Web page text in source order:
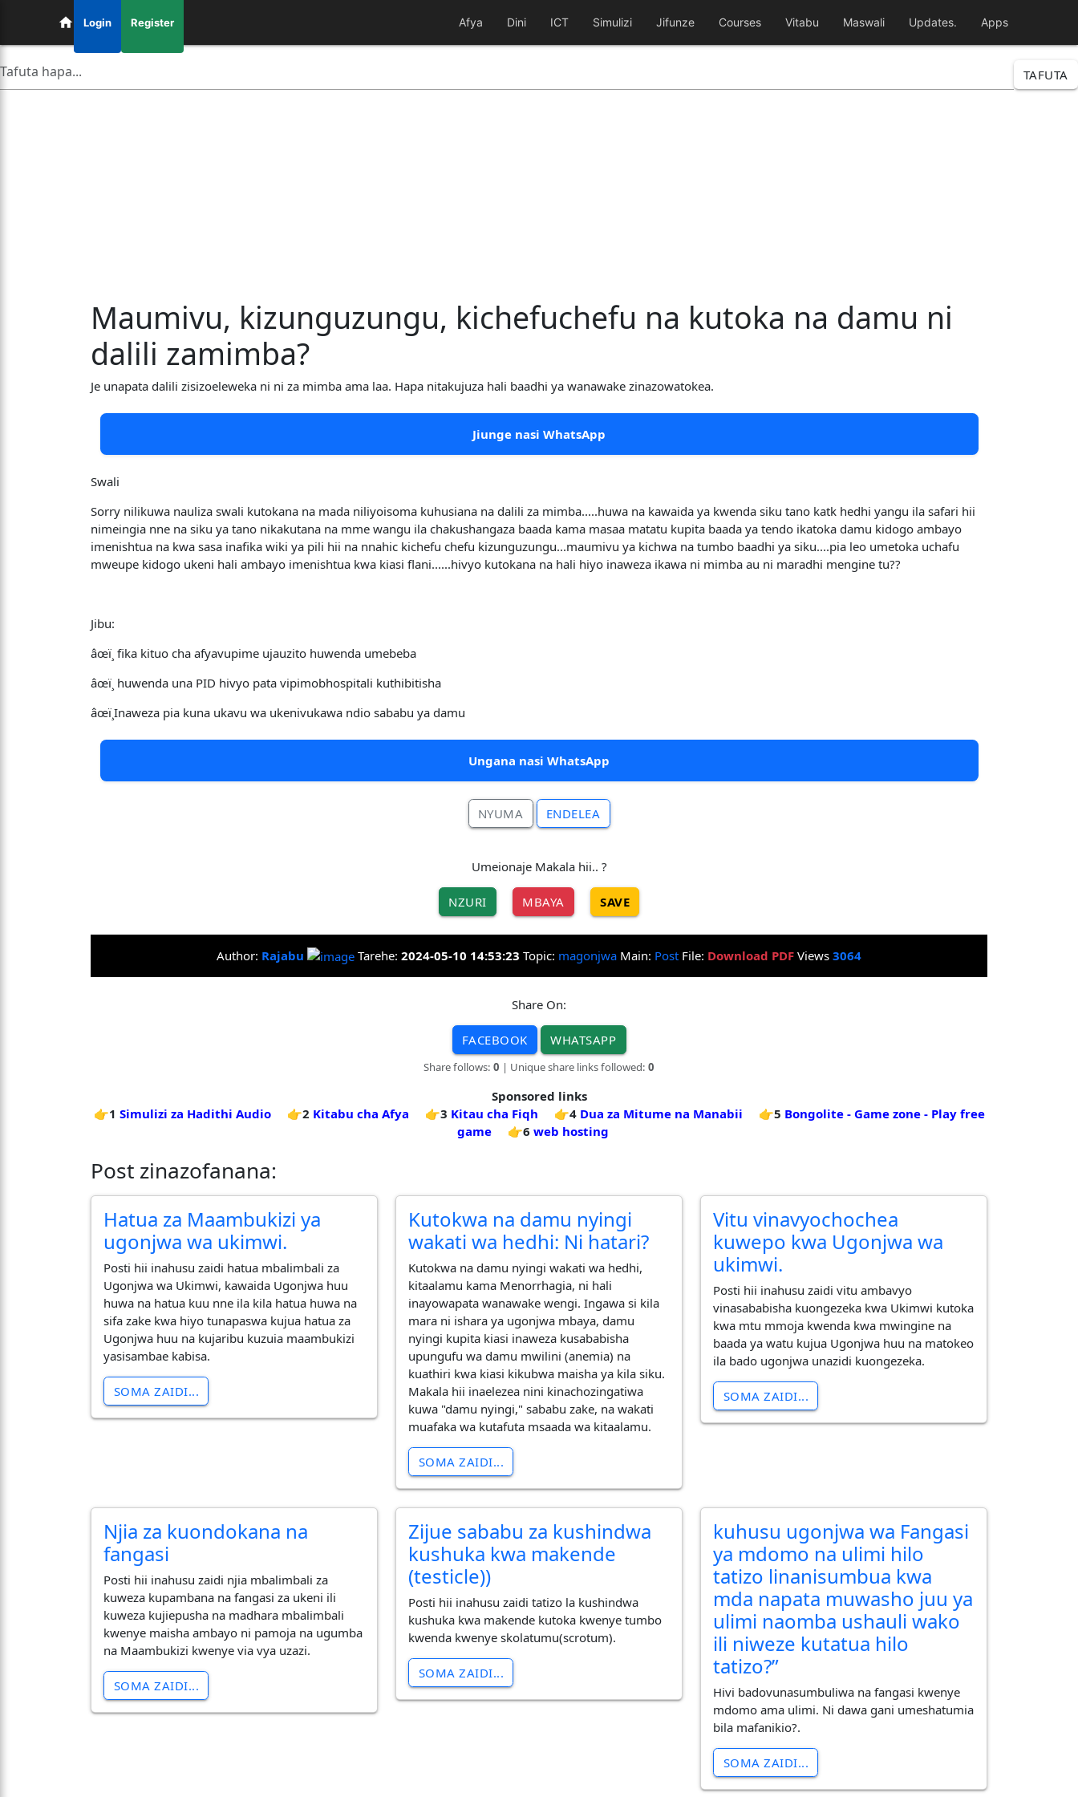
Login Register Afya Dini ICT Simulizi Jifunze Courses Vitabu Maswali Updates. Apps
TAFUTA
Maumivu, kizunguzungu, kichefuchefu na kutoka na damu ni
dalili zamimba?
Je unapata dalili zisizoeleweka ni ni za mimba ama laa. Hapa nitakujuza hali baadhi ya wanawake zinazowatokea.
Jiunge nasi WhatsApp
Swali
Sorry nilikuwa nauliza swali kutokana na mada niliyoisoma kuhusiana na dalili za mimba.....huwa na kawaida ya kwenda siku tano katk hedhi yangu ila safari hii
nimeingia nne na siku ya tano nikakutana na mme wangu ila chakushangaza baada kama masaa matatu kupita baada ya tendo ikatoka damu kidogo ambayo
imenishtua na kwa sasa inafika wiki ya pili hii na nnahic kichefu chefu kizunguzungu...maumivu ya kichwa na tumbo baadhi ya siku....pia leo umetoka uchafu
mweupe kidogo ukeni hali ambayo imenishtua kwa kiasi flani......hivyo kutokana na hali hiyo inaweza ikawa ni mimba au ni maradhi mengine tu??
Jibu:
âœï¸ fika kituo cha afyavupime ujauzito huwenda umebeba
âœï¸ huwenda una PID hivyo pata vipimobhospitali kuthibitisha
âœï¸Inaweza pia kuna ukavu wa ukenivukawa ndio sababu ya damu
Ungana nasi WhatsApp
NYUMA ENDELEA
Umeionaje Makala hii.. ?
NZURI MBAYA SAVE
Author: Rajabu Tarehe: 2024-05-10 14:53:23 Topic: magonjwa Main: Post File: Download PDF Views 3064
Share On:
FACEBOOK WHATSAPP
Share follows: 0 | Unique share links followed: 0
Sponsored links
👉1 Simulizi za Hadithi Audio 👉2 Kitabu cha Afya 👉3 Kitau cha Fiqh 👉4 Dua za Mitume na Manabii 👉5 Bongolite - Game zone - Play free
game
👉6 web hosting
Post zinazofanana:
Hatua za Maambukizi ya
ugonjwa wa ukimwi.
Posti hii inahusu zaidi hatua mbalimbali za
Ugonjwa wa Ukimwi, kawaida Ugonjwa huu
huwa na hatua kuu nne ila kila hatua huwa na
sifa zake kwa hiyo tunapaswa kujua hatua za
Ugonjwa huu na kujaribu kuzuia maambukizi
yasisambae kabisa.
SOMA ZAIDI...
Kutokwa na damu nyingi
wakati wa hedhi: Ni hatari?
Kutokwa na damu nyingi wakati wa hedhi,
kitaalamu kama Menorrhagia, ni hali
inayowapata wanawake wengi. Ingawa si kila
mara ni ishara ya ugonjwa mbaya, damu
nyingi kupita kiasi inaweza kusababisha
upungufu wa damu mwilini (anemia) na
kuathiri kwa kiasi kikubwa maisha ya kila siku.
Makala hii inaelezea nini kinachozingatiwa
kuwa "damu nyingi," sababu zake, na wakati
muafaka wa kutafuta msaada wa kitaalamu.
SOMA ZAIDI...
Vitu vinavyochochea
kuwepo kwa Ugonjwa wa
ukimwi.
Posti hii inahusu zaidi vitu ambavyo
vinasababisha kuongezeka kwa Ukimwi kutoka
kwa mtu mmoja kwenda kwa mwingine na
baada ya watu kujua Ugonjwa huu na matokeo
ila bado ugonjwa unazidi kuongezeka.
SOMA ZAIDI...
Njia za kuondokana na
fangasi
Posti hii inahusu zaidi njia mbalimbali za
kuweza kupambana na fangasi za ukeni ili
kuweza kujiepusha na madhara mbalimbali
kwenye maisha ambayo ni pamoja na ugumba
na Maambukizi kwenye via vya uzazi.
SOMA ZAIDI...
Zijue sababu za kushindwa
kushuka kwa makende
(testicle))
Posti hii inahusu zaidi tatizo la kushindwa
kushuka kwa makende kutoka kwenye tumbo
kwenda kwenye skolatumu(scrotum).
SOMA ZAIDI...
kuhusu ugonjwa wa Fangasi
ya mdomo na ulimi hilo
tatizo linanisumbua kwa
mda napata muwasho juu ya
ulimi naomba ushauli wako
ili niweze kutatua hilo
tatizo?”
Hivi badovunasumbuliwa na fangasi kwenye
mdomo ama ulimi. Ni dawa gani umeshatumia
bila mafanikio?.
SOMA ZAIDI...